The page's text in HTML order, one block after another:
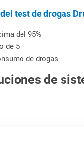
test de drogas
del 95%
de 5
de drogas
de